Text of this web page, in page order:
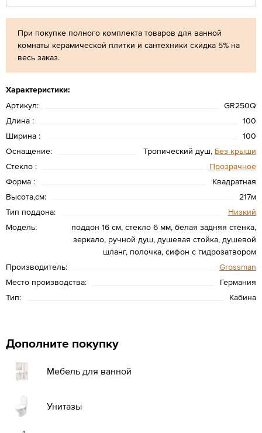
При покупке полного комплекта товаров для ванной
комнаты керамической плитки и сантехники скидка 5% на
весь заказ.
Характеристики:
Артикул:
GR250Q
Длина :
100
Ширина :
100
Оснащение:
Тропический душ, Без крыши
Стекло :
Прозрачное
Форма :
Квадратная
Высота,см:
217м
Тип поддона:
Низкий
Модель:
поддон 16 см, стекло 6 мм, белая задняя стенка,
зеркало, ручной душ, душевая стойка, душевой
шланг, полочка, сифон с гидрозатвором
Производитель:
Grossman
Место производства:
Германия
Тип:
Кабина
Дополните покупку
Мебель для ванной
Унитазы